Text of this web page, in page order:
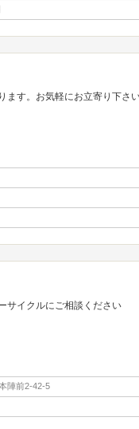
ます。お気軽にお立寄り下さい
サイクルにご相談ください
陣前2-42-5